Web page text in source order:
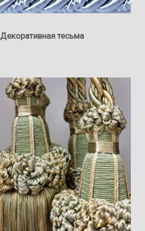
Декоративная тесьма